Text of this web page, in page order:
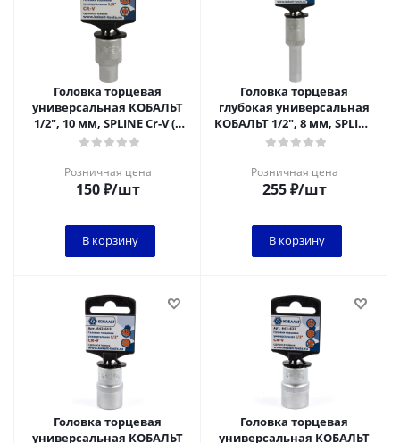
Головка торцевая
универсальная КОБАЛЬТ
1/2", 10 мм, SPLINE Cr-V (1
шт.) подвес
Розничная цена
150₽/шт
В корзину
Головка торцевая
глубокая универсальная
КОБАЛЬТ 1/2", 8 мм, SPLINE
Cr-V (1 шт.) подвес
Розничная цена
255₽/шт
В корзину
Головка торцевая
универсальная КОБАЛЬТ
Головка торцевая
универсальная КОБАЛЬТ